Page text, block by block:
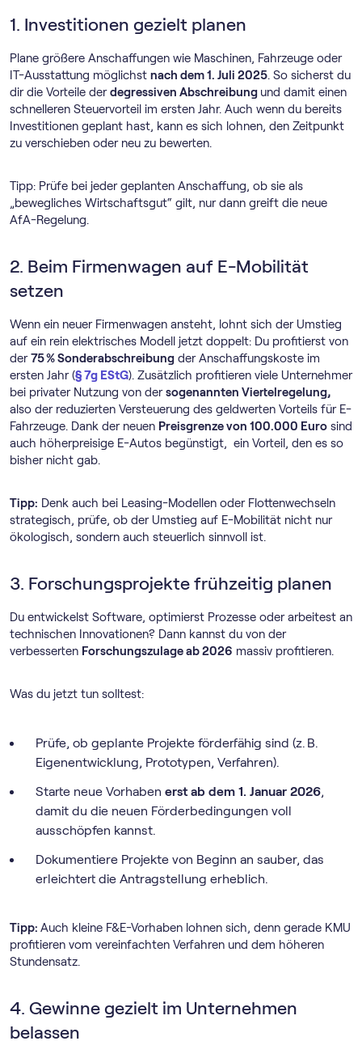
1. Investitionen gezielt planen
Plane größere Anschaffungen wie Maschinen, Fahrzeuge oder
IT-Ausstattung möglichst nach dem 1. Juli 2025. So sicherst du
dir die Vorteile derdegressiven Abschreibung und damit einen
schnelleren Steuervorteil im ersten Jahr. Auch wenn du bereits
Investitionen geplant hast, kann es sich lohnen, den Zeitpunkt
zu verschieben oder neu zu bewerten.
Tipp: Prüfe bei jeder geplanten Anschaffung, ob sie als
„bewegliches Wirtschaftsgut“ gilt, nur dann greift die neue
AfA-Regelung.
2. Beim Firmenwagen auf E-Mobilität
setzen
Wenn ein neuer Firmenwagen ansteht, lohnt sich der Umstieg
auf ein rein elektrisches Modell jetzt doppelt: Du profitierst von
der75 % Sonderabschreibung der Anschaffungskoste im
ersten Jahr (§ 7g EStG). Zusätzlich profitieren viele Unternehmer
bei privater Nutzung von dersogenannten Viertelregelung,
also der reduzierten Versteuerung des geldwerten Vorteils für E-
Fahrzeuge. Dank der neuen Preisgrenze von 100.000 Euro sind
auch höherpreisige E-Autos begünstigt, ein Vorteil, den es so
bisher nicht gab.
Tipp: Denk auch bei Leasing-Modellen oder Flottenwechseln
strategisch, prüfe, ob der Umstieg auf E-Mobilität nicht nur
ökologisch, sondern auch steuerlich sinnvoll ist.
3. Forschungsprojekte frühzeitig planen
Du entwickelst Software, optimierst Prozesse oder arbeitest an
technischen Innovationen? Dann kannst du von der
verbesserten Forschungszulage ab 2026 massiv profitieren.
Was du jetzt tun solltest:
Prüfe, ob geplante Projekte förderfähig sind (z. B.
Eigenentwicklung, Prototypen, Verfahren).
Starte neue Vorhaben erst ab dem 1. Januar 2026,
damit du die neuen Förderbedingungen voll
ausschöpfen kannst.
Dokumentiere Projekte von Beginn an sauber, das
erleichtert die Antragstellung erheblich.
Tipp: Auch kleine F&E-Vorhaben lohnen sich, denn gerade KMU
profitieren vom vereinfachten Verfahren und dem höheren
Stundensatz.
4. Gewinne gezielt im Unternehmen
belassen